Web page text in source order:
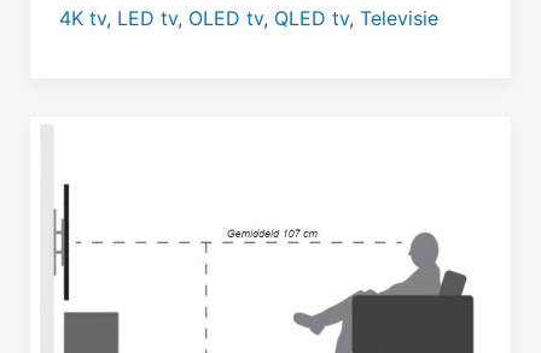
voor
4K tv, LED tv, OLED tv, QLED tv, Televisie